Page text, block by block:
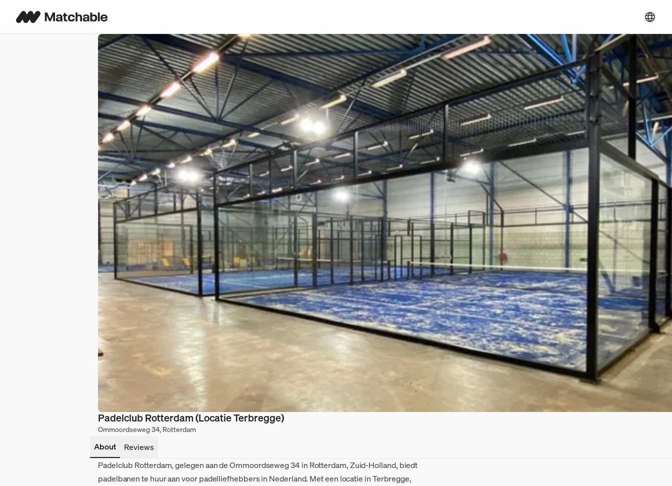
Padelclub Rotterdam (Locatie Terbregge)
Ommoordseweg 34, Rotterdam
About
Reviews
Padelclub Rotterdam, gelegen aan de Ommoordseweg 34 in Rotterdam, Zuid-Holland, biedt
padelbanen te huur aan voor padelliefhebbers in Nederland. Met een locatie in Terbregge,